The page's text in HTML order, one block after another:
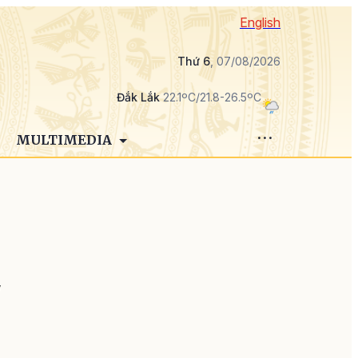
English
Thứ 6, 07/08/2026
Đắk Lắk22.1ºC/21.8-26.5ºC
MULTIMEDIA